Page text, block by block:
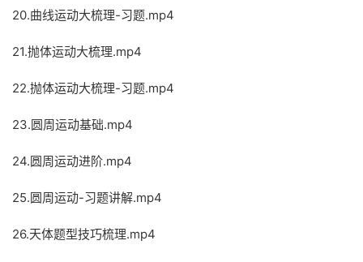
20.曲线运动大梳理-习题.mp4
21.抛体运动大梳理.mp4
22.抛体运动大梳理-习题.mp4
23.圆周运动基础.mp4
24.圆周运动进阶.mp4
25.圆周运动-习题讲解.mp4
26.天体题型技巧梳理.mp4